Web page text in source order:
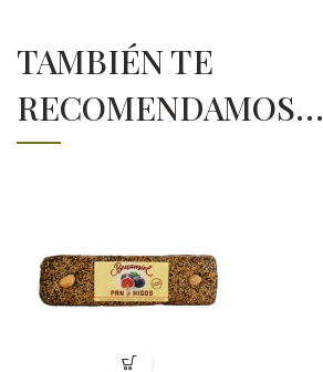
TAMBIÉN TE
RECOMENDAMOS…